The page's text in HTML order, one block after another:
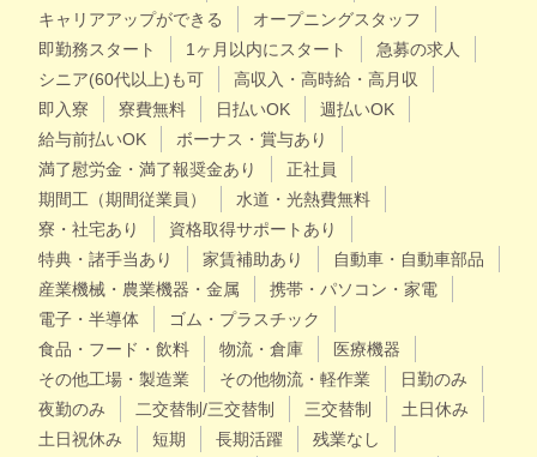
キャリアアップができる
オープニングスタッフ
即勤務スタート
1ヶ月以内にスタート
急募の求人
シニア(60代以上)も可
高収入・高時給・高月収
即入寮
寮費無料 日払いOK
週払いOK
給与前払いOK
ボーナス・賞与あり
満了慰労金・満了報奨金あり
正社員
期間工（期間従業員）
水道・光熱費無料
寮・社宅あり
資格取得サポートあり
特典・諸手当あり
家賃補助あり
自動車・自動車部品
産業機械・農業機器・金属
携帯・パソコン・家電
電子・半導体
ゴム・プラスチック
食品・フード・飲料
物流・倉庫
医療機器
その他工場・製造業
その他物流・軽作業
日勤のみ
夜勤のみ
二交替制/三交替制 三交替制
土日休み
土日祝休み
短期 長期活躍
残業なし